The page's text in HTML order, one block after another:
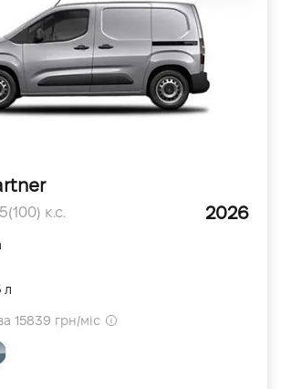
к.с. 2026
л
15839 грн/міс